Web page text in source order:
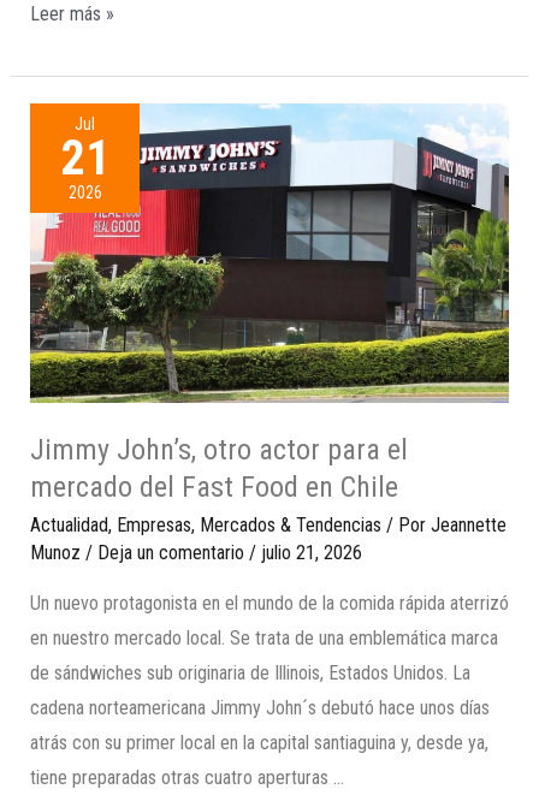
Leer más »
Jul
21
2026
Jimmy John’s, otro actor para el
mercado del Fast Food en Chile
Actualidad, Empresas, Mercados & Tendencias / Por Jeannette
Munoz / Deja un comentario / julio 21, 2026
Un nuevo protagonista en el mundo de la comida rápida aterrizó
en nuestro mercado local. Se trata de una emblemática marca
de sándwiches sub originaria de Illinois, Estados Unidos. La
cadena norteamericana Jimmy John´s debutó hace unos días
atrás con su primer local en la capital santiaguina y, desde ya,
tiene preparadas otras cuatro aperturas …